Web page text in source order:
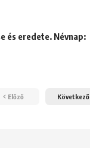
és eredete. Névnap:
Előző Következő